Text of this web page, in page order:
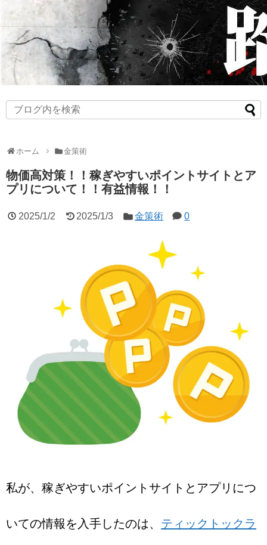
ホーム 金策術
物価高対策！！稼ぎやすいポイントサイトとア
プリについて！！有益情報！！
2025/1/2 2025/1/3 金策術 0
私が、稼ぎやすいポイントサイトとアプリにつ
いての情報を入手したのは、 ティックトックラ